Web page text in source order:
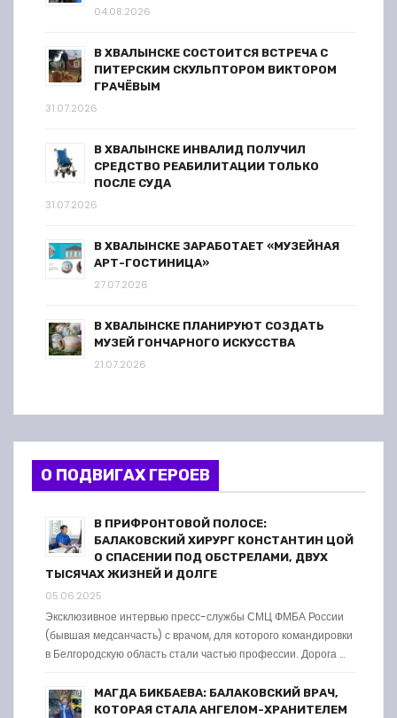
04.08.2026
В ХВАЛЫНСКЕ СОСТОИТСЯ ВСТРЕЧА С
ПИТЕРСКИМ СКУЛЬПТОРОМ ВИКТОРОМ
ГРАЧЁВЫМ
31.07.2026
В ХВАЛЫНСКЕ ИНВАЛИД ПОЛУЧИЛ
СРЕДСТВО РЕАБИЛИТАЦИИ ТОЛЬКО
ПОСЛЕ СУДА
31.07.2026
В ХВАЛЫНСКЕ ЗАРАБОТАЕТ «МУЗЕЙНАЯ
АРТ-ГОСТИНИЦА»
27.07.2026
В ХВАЛЫНСКЕ ПЛАНИРУЮТ СОЗДАТЬ
МУЗЕЙ ГОНЧАРНОГО ИСКУССТВА
21.07.2026
О ПОДВИГАХ ГЕРОЕВ
В ПРИФРОНТОВОЙ ПОЛОСЕ:
БАЛАКОВСКИЙ ХИРУРГ КОНСТАНТИН ЦОЙ
О СПАСЕНИИ ПОД ОБСТРЕЛАМИ, ДВУХ
ТЫСЯЧАХ ЖИЗНЕЙ И ДОЛГЕ
05.06.2025
Эксклюзивное интервью пресс-службы СМЦ ФМБА России
(бывшая медсанчасть) с врачом, для которого командировки
в Белгородскую область стали частью профессии. Дорога …
МАГДА БИКБАЕВА: БАЛАКОВСКИЙ ВРАЧ,
КОТОРАЯ СТАЛА АНГЕЛОМ-ХРАНИТЕЛЕМ